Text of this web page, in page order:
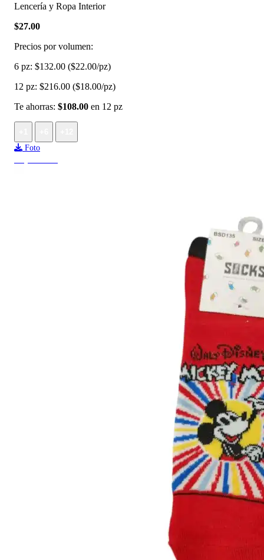
Lencería y Ropa Interior
$27.00
Precios por volumen:
6 pz: $132.00 ($22.00/pz)
12 pz: $216.00 ($18.00/pz)
Te ahorras: $108.00 en 12 pz
Foto